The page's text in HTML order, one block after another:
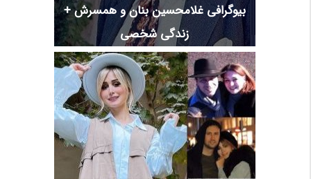
بیوگرافی غلامحسین بنان و همسرش +
زندگی شخصی